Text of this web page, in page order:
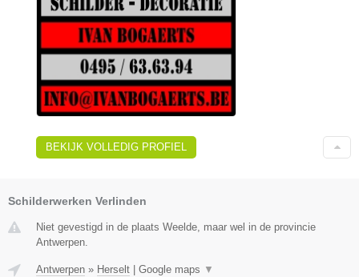
BEKIJK VOLLEDIG PROFIEL
Schilderwerken Verlinden
Niet gevestigd in de plaats Weelde, maar wel in de provincie
Antwerpen.
Antwerpen » Herselt | Google maps ▼